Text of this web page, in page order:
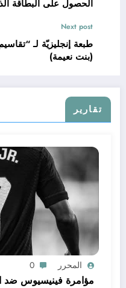
الحصول على البطاقة
Next post
طبعة إنجليزيّة لـ
(بنت نعيمة)
تقارير
المحرر 0
مؤامرة فينيسيوس ضد